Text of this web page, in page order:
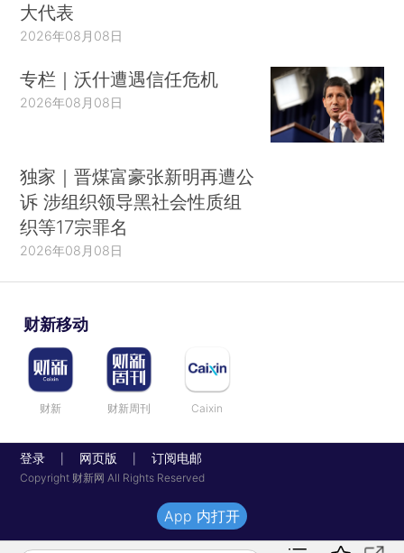
大代表
2026年08月08日
专栏｜沃什遭遇信任危机
2026年08月08日
独家｜晋煤富豪张新明再遭公
诉 涉组织领导黑社会性质组
织等17宗罪名
2026年08月08日
财新移动
财新 财新周刊 Caixin
登录 网页版 订阅电邮
Copyright 财新网 All Rights Reserved
App 内打开